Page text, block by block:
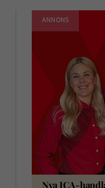
ANNONS
Nya ICA-